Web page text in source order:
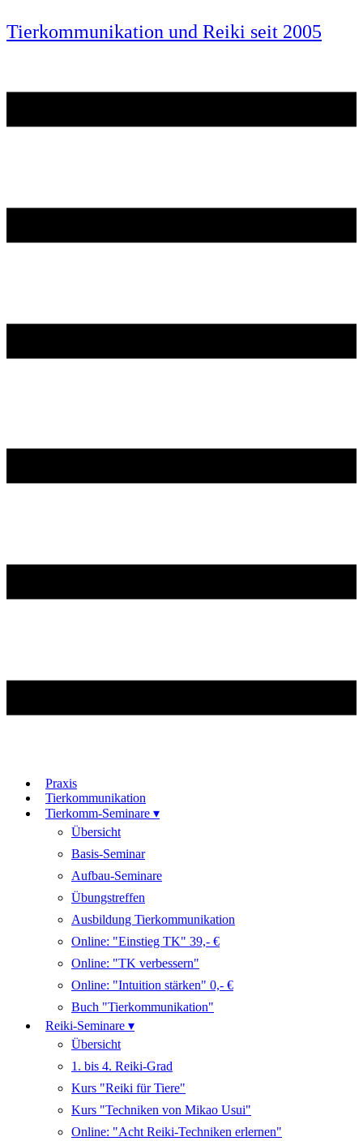
Tierkommunikation und Reiki seit 2005
Praxis
Tierkommunikation
Tierkomm-Seminare ▾
Übersicht
Basis-Seminar
Aufbau-Seminare
Übungstreffen
Ausbildung Tierkommunikation
Online: "Einstieg TK" 39,- €
Online: "TK verbessern"
Online: "Intuition stärken" 0,- €
Buch "Tierkommunikation"
Reiki-Seminare ▾
Übersicht
1. bis 4. Reiki-Grad
Kurs "Reiki für Tiere"
Kurs "Techniken von Mikao Usui"
Online: "Acht Reiki-Techniken erlernen"